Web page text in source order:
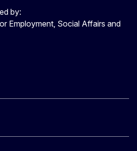
by:
Employment, Social Affairs and